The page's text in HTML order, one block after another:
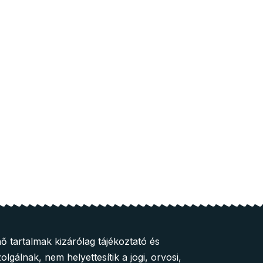
tartalmak kizárólag tájékoztató és
nem helyettesítik a jogi, orvosi,